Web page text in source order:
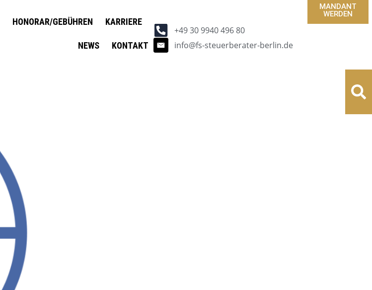
MANDANT
WERDEN
+49 30 9940 496 80
info@fs-steuerberater-berlin.de
HONORAR/GEBÜHREN KARRIERE
NEWS KONTAKT